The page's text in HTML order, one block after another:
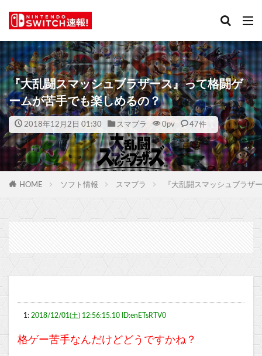
『大乱闘スマッシュブラザース』って格闘ゲ
ームが苦手でも楽しめるの？
2018年12月2日 01:30 スマブラ 0pv 47件
HOME ソフト情報 スマブラ 『大乱闘スマッシュブラザ
1: 2018/12/01(土) 12:56:15.10 ID:enETsRTV0
格ゲー苦手なんだけどどうですかね？